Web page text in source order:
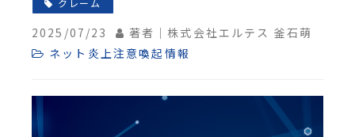
クレーム
2025/07/23
著者｜株式会社エルテス 釜石萌
ネット炎上注意喚起情報